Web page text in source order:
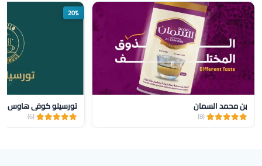
بن محمد السمان
(8)
20%
تورسيلو كوفي هاوس
(6)